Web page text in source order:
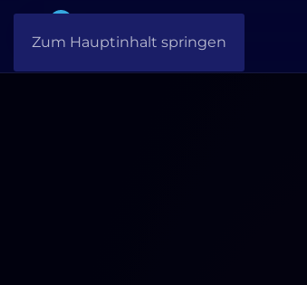
Zum Hauptinhalt springen